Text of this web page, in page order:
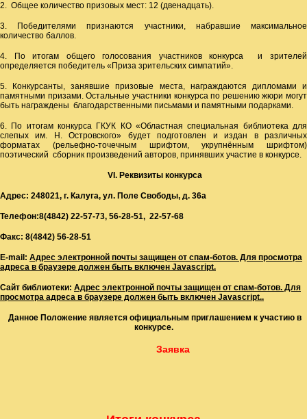
2. Общее количество призовых мест: 12 (двенадцать).
3. Победителями признаются участники, набравшие максимальное
количество баллов.
4. По итогам общего голосования участников конкурса и зрителей
определяется победитель «Приза зрительских симпатий».
5. Конкурсанты, занявшие призовые места, награждаются дипломами и
памятными призами. Остальные участники конкурса по решению жюри могут
быть награждены благодарственными письмами и памятными подарками.
6. По итогам конкурса ГКУК КО «Областная специальная библиотека для
слепых им. Н. Островского» будет подготовлен и издан в различных
форматах (рельефно-точечным шрифтом, укрупнённым шрифтом)
поэтический сборник произведений авторов, принявших участие в конкурсе.
VI . Реквизиты конкурса
Адрес: 248021, г. Калуга, ул. Поле Свободы, д. 36а
Телефон:8(4842) 22-57-73, 56-28-51, 22-57-68
Факс: 8(4842) 56-28-51
Е-mail: Адрес электронной почты защищен от спам-ботов. Для просмотра
адреса в браузере должен быть включен Javascript.
Сайт библиотеки: Адрес электронной почты защищен от спам-ботов. Для
просмотра адреса в браузере должен быть включен Javascript..
Данное Положение является официальным приглашением к участию в
конкурсе.
Заявка